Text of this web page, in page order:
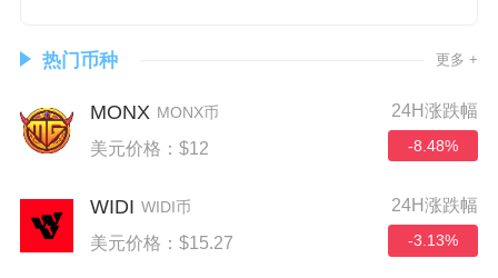
热门币种 更多 +
MONX MONX币
美元价格：$12
24H涨跌幅
-8.48%
WIDI WIDI币
美元价格：$15.27
24H涨跌幅
-3.13%